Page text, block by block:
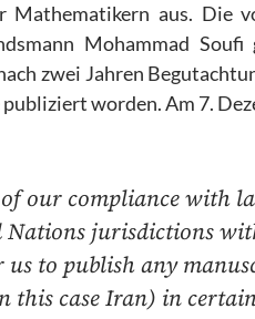
Mathematikern aus. Die
Mohammad
zwei Jahren
worden.Am 7.
our compliance with
Nations jurisdictions
us to publish any
this case Iran) in